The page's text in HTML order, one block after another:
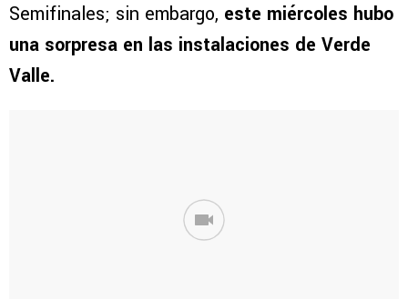
Semifinales; sin embargo, este miércoles hubo
una sorpresa en las instalaciones de Verde
Valle.